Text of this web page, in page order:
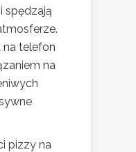
spędzają
na telefon
na
pizzy na